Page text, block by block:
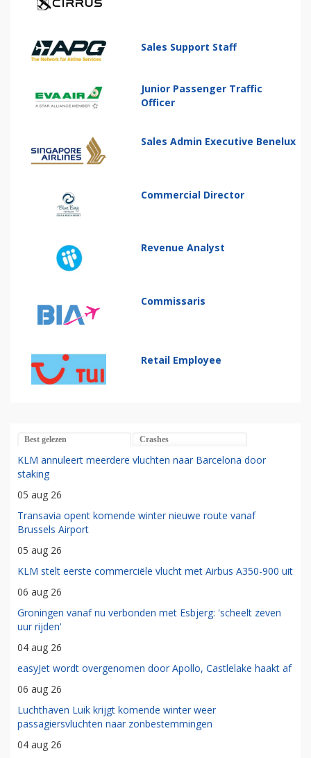
Sales Support Staff
Junior Passenger Traffic
Officer
Sales Admin Executive Benelux
Commercial Director
Revenue Analyst
Commissaris
Retail Employee
Best gelezen Crashes
KLM annuleert meerdere vluchten naar Barcelona door
staking
05 aug 26
Transavia opent komende winter nieuwe route vanaf
Brussels Airport
05 aug 26
KLM stelt eerste commerciële vlucht met Airbus A350-900 uit
06 aug 26
Groningen vanaf nu verbonden met Esbjerg: 'scheelt zeven
uur rijden'
04 aug 26
easyJet wordt overgenomen door Apollo, Castlelake haakt af
06 aug 26
Luchthaven Luik krijgt komende winter weer
passagiersvluchten naar zonbestemmingen
04 aug 26